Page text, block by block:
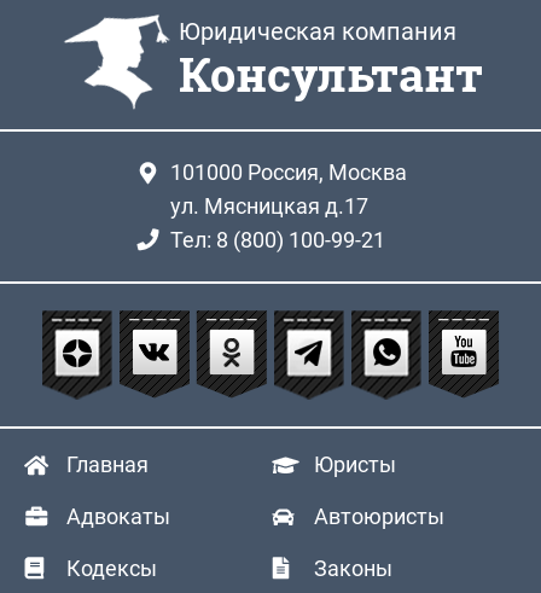
Юридическая компания
Консультант
101000 Россия, Москва
ул. Мясницкая д.17
Тел: 8 (800) 100-99-21
Главная Юристы
Адвокаты Автоюристы
Кодексы Законы